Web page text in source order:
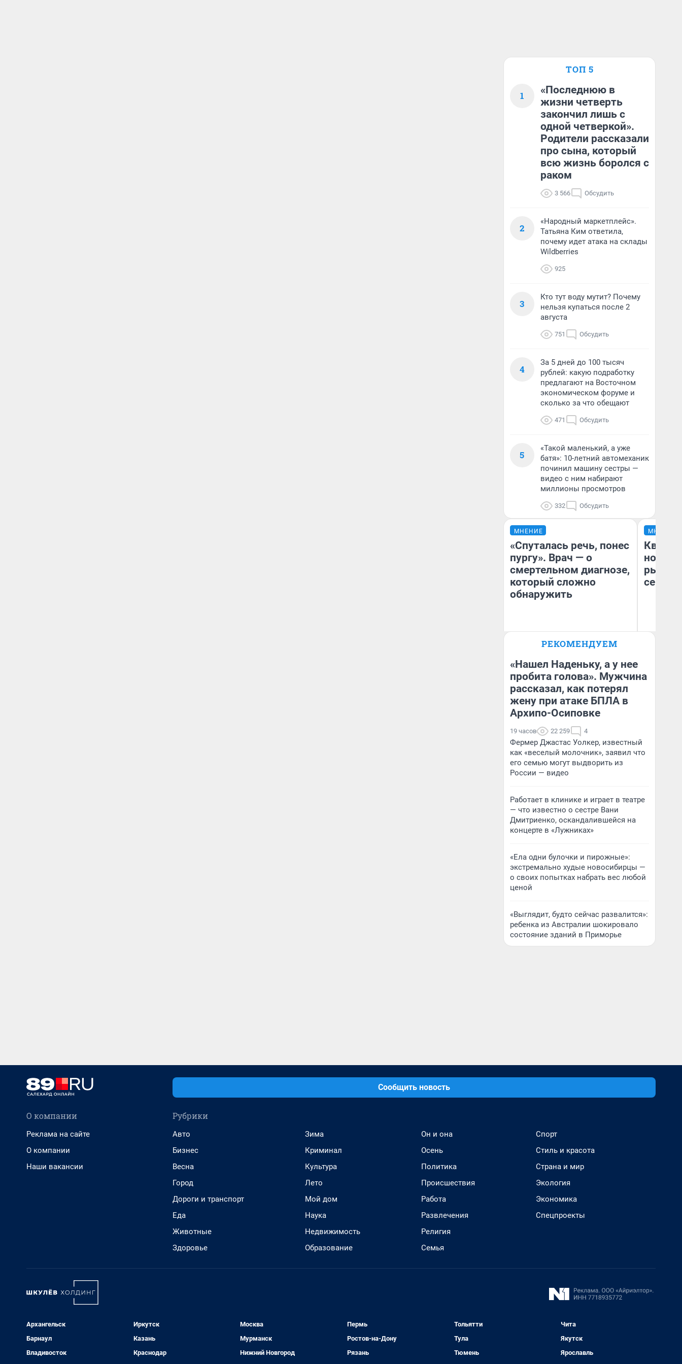
ТОП 5
1
«Последнюю в
жизни четверть
закончил лишь с
одной четверкой».
Родители рассказали
про сына, который
всю жизнь боролся с
раком
3 566 Обсудить
2
«Народный маркетплейс».
Татьяна Ким ответила,
почему идет атака на склады
Wildberries
925
3
Кто тут воду мутит? Почему
нельзя купаться после 2
августа
751 Обсудить
4
За 5 дней до 100 тысяч
рублей: какую подработку
предлагают на Восточном
экономическом форуме и
сколько за что обещают
471 Обсудить
5
«Такой маленький, а уже
батя»: 10-летний автомеханик
починил машину сестры —
видео с ним набирают
миллионы просмотров
332 Обсудить
МНЕНИЕ
«Спуталась речь, понес
пургу». Врач — о
смертельном диагнозе,
который сложно
обнаружить
Главврач клиники
Волковой»
МНЕНИЕ
но
рынок
РЕКОМЕНДУЕМ
«Нашел Наденьку, а у нее
пробита голова». Мужчина
рассказал, как потерял
жену при атаке БПЛА в
Архипо-Осиповке
19 часов 22 259 4
Фермер Джастас Уолкер, известный
как «веселый молочник», заявил что
его семью могут выдворить из
России — видео
Работает в клинике и играет в театре
— что известно о сестре Вани
Дмитриенко, оскандалившейся на
концерте в «Лужниках»
«Ела одни булочки и пирожные»:
экстремально худые новосибирцы —
о своих попытках набрать вес любой
ценой
«Выглядит, будто сейчас развалится»:
ребенка из Австралии шокировало
состояние зданий в Приморье
Сообщить новость
О компании
Реклама на сайте
О компании
Наши вакансии
Рубрики
Авто
Бизнес
Весна
Город
Дороги и транспорт
Еда
Животные
Здоровье
Зима
Криминал
Культура
Лето
Мой дом
Наука
Недвижимость
Образование
Он и она
Осень
Политика
Происшествия
Работа
Развлечения
Религия
Семья
Спорт
Стиль и красота
Страна и мир
Экология
Экономика
Спецпроекты
Архангельск
Барнаул
Владивосток
Иркутск
Казань
Краснодар
Москва
Мурманск
Нижний Новгород
Пермь
Ростов-на-Дону
Рязань
Тольятти
Тула
Тюмень
Чита
Якутск
Ярославль